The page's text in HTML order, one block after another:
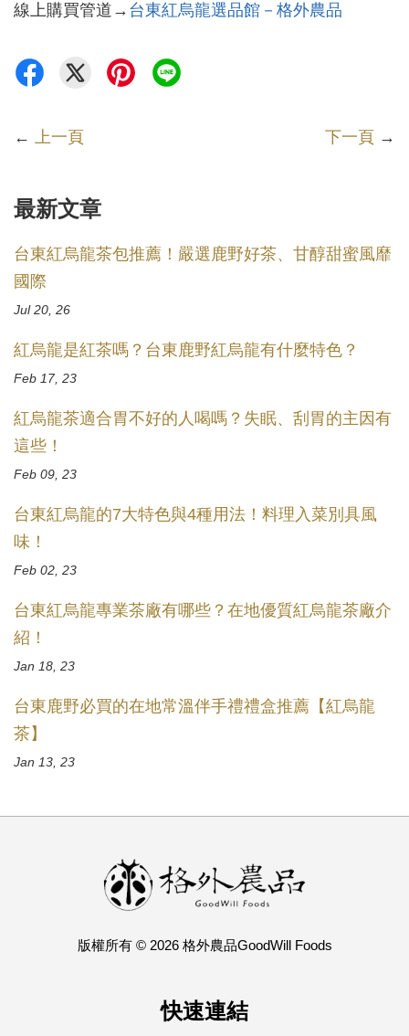
線上購買管道→ 台東紅烏龍選品館－格外農品
← 上一頁 下一頁 →
最新文章
台東紅烏龍茶包推薦！嚴選鹿野好茶、甘醇甜蜜風靡
國際
Jul 20, 26
紅烏龍是紅茶嗎？台東鹿野紅烏龍有什麼特色？
Feb 17, 23
紅烏龍茶適合胃不好的人喝嗎？失眠、刮胃的主因有
這些！
Feb 09, 23
台東紅烏龍的7大特色與4種用法！料理入菜別具風
味！
Feb 02, 23
台東紅烏龍專業茶廠有哪些？在地優質紅烏龍茶廠介
紹！
Jan 18, 23
台東鹿野必買的在地常溫伴手禮禮盒推薦【紅烏龍
茶】
Jan 13, 23
版權所有 © 2026 格外農品GoodWill Foods
快速連結